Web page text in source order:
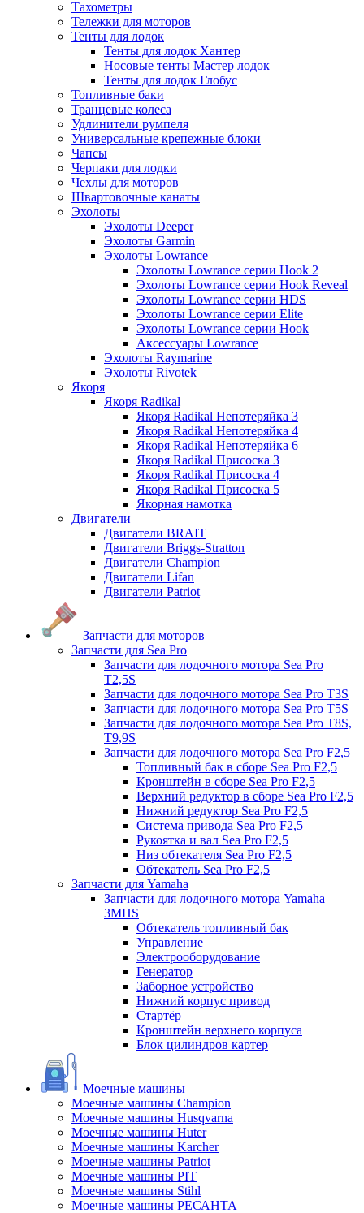
Тахометры
Тележки для моторов
Тенты для лодок
Тенты для лодок Хантер
Носовые тенты Мастер лодок
Тенты для лодок Глобус
Топливные баки
Транцевые колеса
Удлинители румпеля
Универсальные крепежные блоки
Чапсы
Черпаки для лодки
Чехлы для моторов
Швартовочные канаты
Эхолоты
Эхолоты Deeper
Эхолоты Garmin
Эхолоты Lowrance
Эхолоты Lowrance серии Hook 2
Эхолоты Lowrance серии Hook Reveal
Эхолоты Lowrance серии HDS
Эхолоты Lowrance серии Elite
Эхолоты Lowrance серии Hook
Аксессуары Lowrance
Эхолоты Raymarine
Эхолоты Rivotek
Якоря
Якоря Radikal
Якоря Radikal Непотеряйка 3
Якоря Radikal Непотеряйка 4
Якоря Radikal Непотеряйка 6
Якоря Radikal Присоска 3
Якоря Radikal Присоска 4
Якоря Radikal Присоска 5
Якорная намотка
Двигатели
Двигатели BRAIT
Двигатели Briggs-Stratton
Двигатели Champion
Двигатели Lifan
Двигатели Patriot
Запчасти для моторов
Запчасти для Sea Pro
Запчасти для лодочного мотора Sea Pro
Т2,5S
Запчасти для лодочного мотора Sea Pro Т3S
Запчасти для лодочного мотора Sea Pro Т5S
Запчасти для лодочного мотора Sea Pro Т8S,
T9,9S
Запчасти для лодочного мотора Sea Pro F2,5
Топливный бак в сборе Sea Pro F2,5
Кронштейн в сборе Sea Pro F2,5
Верхний редуктор в сборе Sea Pro F2,5
Нижний редуктор Sea Pro F2,5
Система привода Sea Pro F2,5
Рукоятка и вал Sea Pro F2,5
Низ обтекателя Sea Pro F2,5
Обтекатель Sea Pro F2,5
Запчасти для Yamaha
Запчасти для лодочного мотора Yamaha
3MHS
Обтекатель топливный бак
Управление
Электрооборудование
Генератор
Заборное устройство
Нижний корпус привод
Стартёр
Кронштейн верхнего корпуса
Блок цилиндров картер
Моечные машины
Моечные машины Champion
Моечные машины Husqvarna
Моечные машины Huter
Моечные машины Karcher
Моечные машины Patriot
Моечные машины PIT
Моечные машины Stihl
Моечные машины РЕСАНТА